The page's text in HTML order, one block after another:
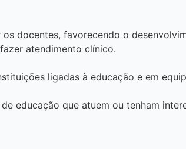
docentes, favorecendo o
atendimento clínico.
ligadas à educação e em
educação que atuem ou tenham